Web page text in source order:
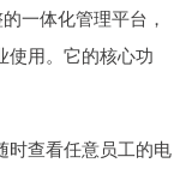
一体化管理平台，
使用。它的核心功
时查看任意员工的电